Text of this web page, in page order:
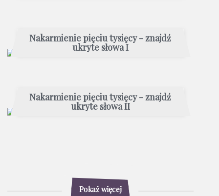
Nakarmienie pięciu tysięcy - znajdź
ukryte słowa I
Nakarmienie pięciu tysięcy - znajdź
ukryte słowa II
Pokaż więcej